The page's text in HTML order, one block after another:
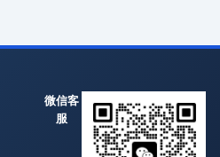
微信客
服